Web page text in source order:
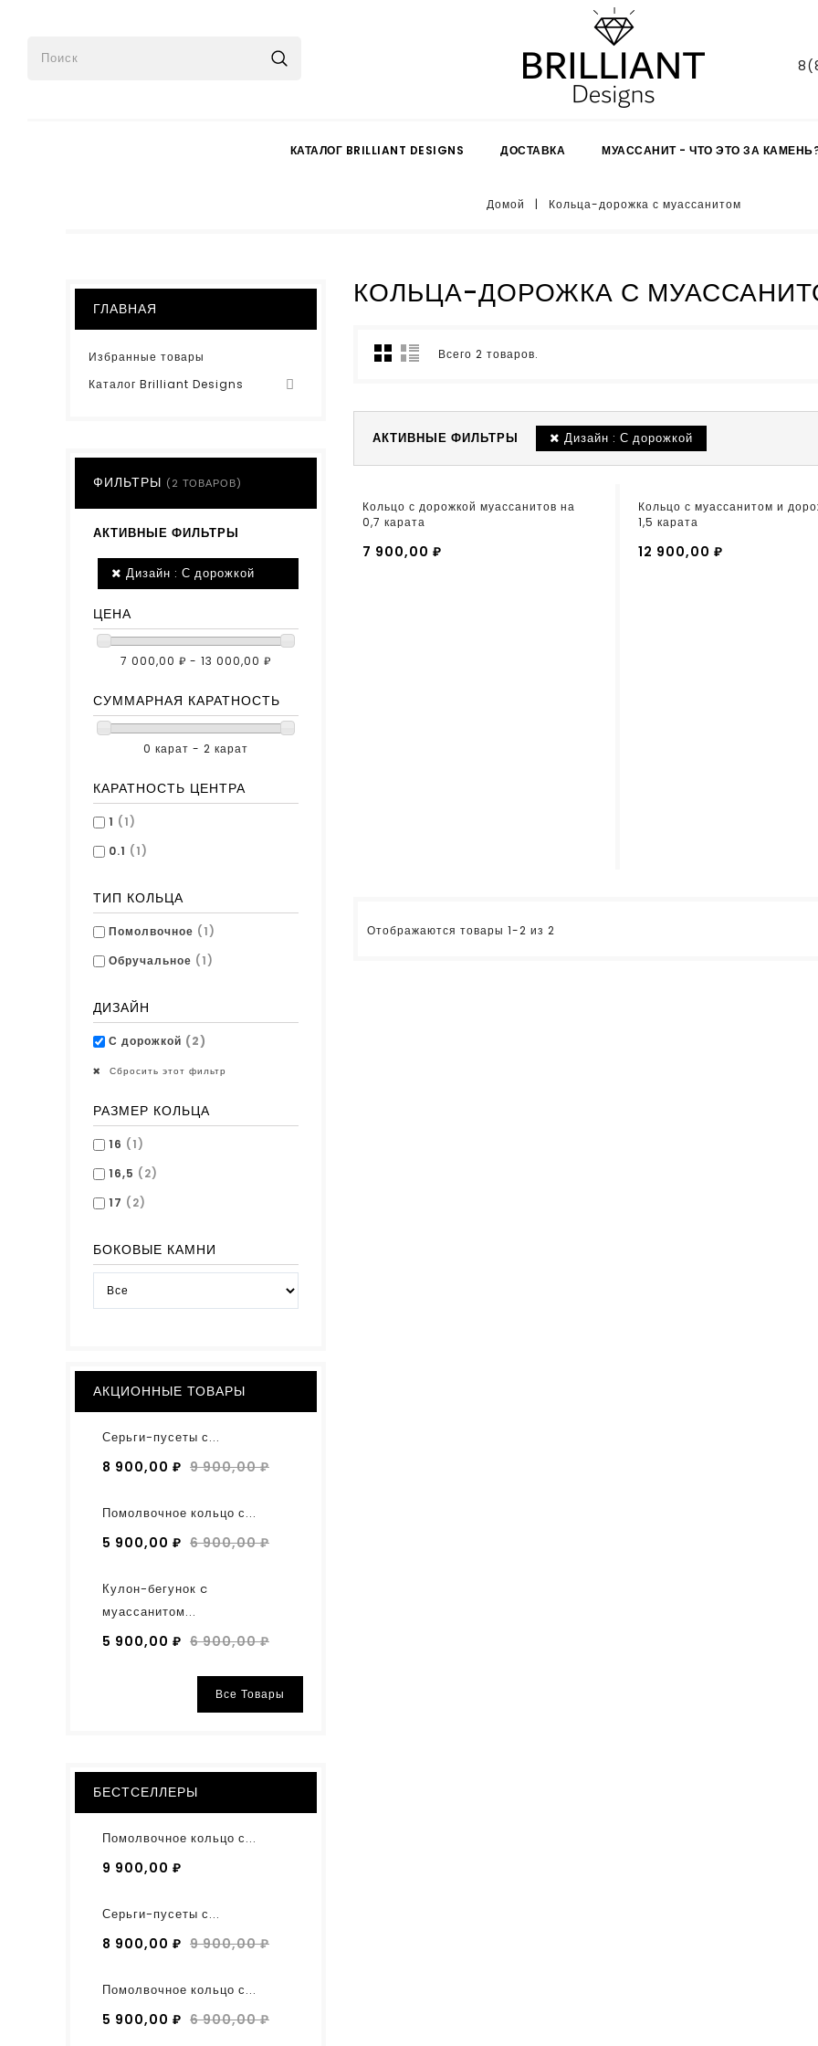
КАТАЛОГ BRILLIANT DESIGNS ДОСТАВКА МУАССАНИТ - ЧТО ЭТО ЗА
Домой Кольца-дорожка с муассанитом
ГЛАВНАЯ
Избранные товары
Каталог Brilliant Designs

ФИЛЬТРЫ (2 ТОВАРОВ)
АКТИВНЫЕ ФИЛЬТРЫ
Дизайн : С дорожкой
ЦЕНА
7 000,00 ₽ - 13 000,00 ₽
СУММАРНАЯ КАРАТНОСТЬ
0 карат - 2 карат
КАРАТНОСТЬ ЦЕНТРА
1 (1)
0.1 (1)
ТИП КОЛЬЦА
Помолвочное (1)
Обручальное (1)
ДИЗАЙН
С дорожкой (2)
Сбросить этот фильтр
РАЗМЕР КОЛЬЦА
16 (1)
16,5 (2)
17 (2)
БОКОВЫЕ КАМНИ
АКЦИОННЫЕ ТОВАРЫ
Серьги-пусеты с...
8 900,00 ₽ 9 900,00 ₽
Помолвочное кольцо с...
5 900,00 ₽ 6 900,00 ₽
Кулон-бегунок c
муассанитом...
5 900,00 ₽ 6 900,00 ₽
Все Товары
БЕСТСЕЛЛЕРЫ
Помолвочное кольцо с...
9 900,00 ₽
Серьги-пусеты с...
8 900,00 ₽ 9 900,00 ₽
Помолвочное кольцо с...
5 900,00 ₽ 6 900,00 ₽
КОЛЬЦА-ДОРОЖКА С
Всего 2 товаров.
АКТИВНЫЕ ФИЛЬТРЫ Дизайн : С дорожкой
Кольцо с дорожкой муассанитов на
0,7 карата
7 900,00 ₽
Кольцо с муассанитом и
1,5 карата
12 900,00 ₽
Отображаются товары 1-2 из 2